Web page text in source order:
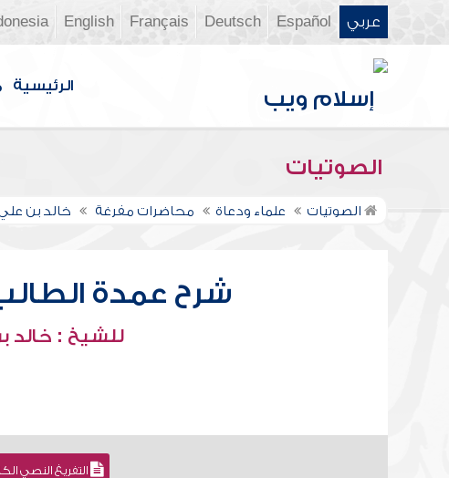
عربي Español
Deutsch
Français
English
الرئيسية
الصوتيات
الصوتيات علماء ودعاة محاضرات مفرغة خالد بن
شرح عمدة
للشيخ : خالد
التفريغ النصي